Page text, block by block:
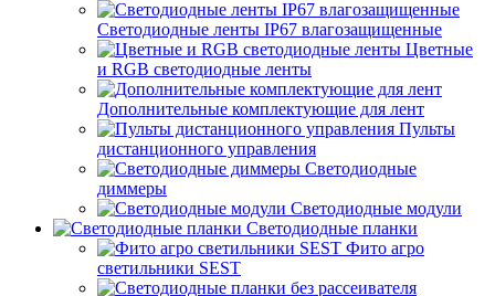
Светодиодные ленты IP67 влагозащищенные
Цветные
и RGB светодиодные ленты
Дополнительные комплектующие для лент
Пульты
дистанционного управления
Светодиодные
диммеры
Светодиодные модули
Светодиодные планки
Фито агро
светильники SEST